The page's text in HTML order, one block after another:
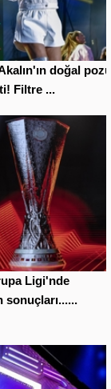
doğal pozu
Filtre ...
Ligi'nde
sonuçları......